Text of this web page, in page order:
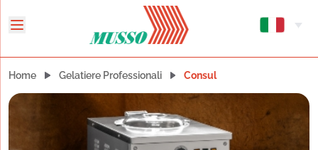
Home Gelatiere Professionali Consul